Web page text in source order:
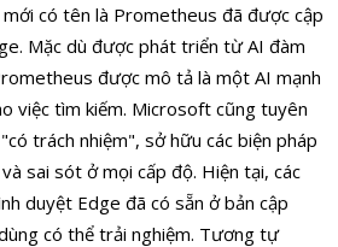
có tên là Prometheus đã được cập
Mặc dù được phát triển từ AI đàm
được mô tả là một AI mạnh
việc tìm kiếm. Microsoft cũng tuyên
trách nhiệm", sở hữu các biện pháp
sai sót ở mọi cấp độ. Hiện tại, các
duyệt Edge đã có sẵn ở bản cập
có thể trải nghiệm. Tương tự